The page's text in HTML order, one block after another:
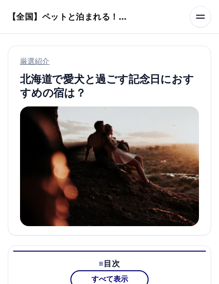
【全国】ペットと泊まれる！ホテル・旅館・ヴィラ
厳選紹介
北海道で愛犬と過ごす記念日におす
すめの宿は？
目次
すべて表示